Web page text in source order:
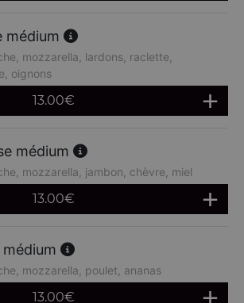
médium
mozzarella, lardons, raclette,
oignons
13.00€
médium
mozzarella, jambon, chèvre, miel
13.00€
mozzarella, poulet, ananas
13.00€